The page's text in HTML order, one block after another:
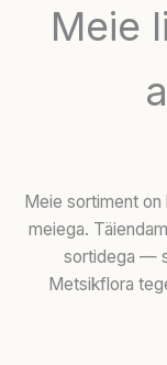
Meie
Meie sortiment
meiega.
sortidega —
Metsikflora